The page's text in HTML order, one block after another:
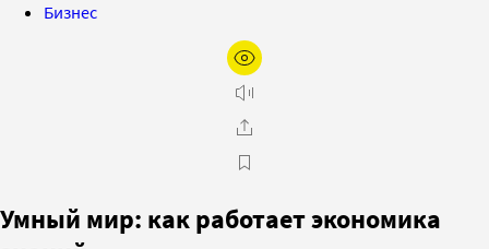
Бизнес
Умный мир: как работает экономика